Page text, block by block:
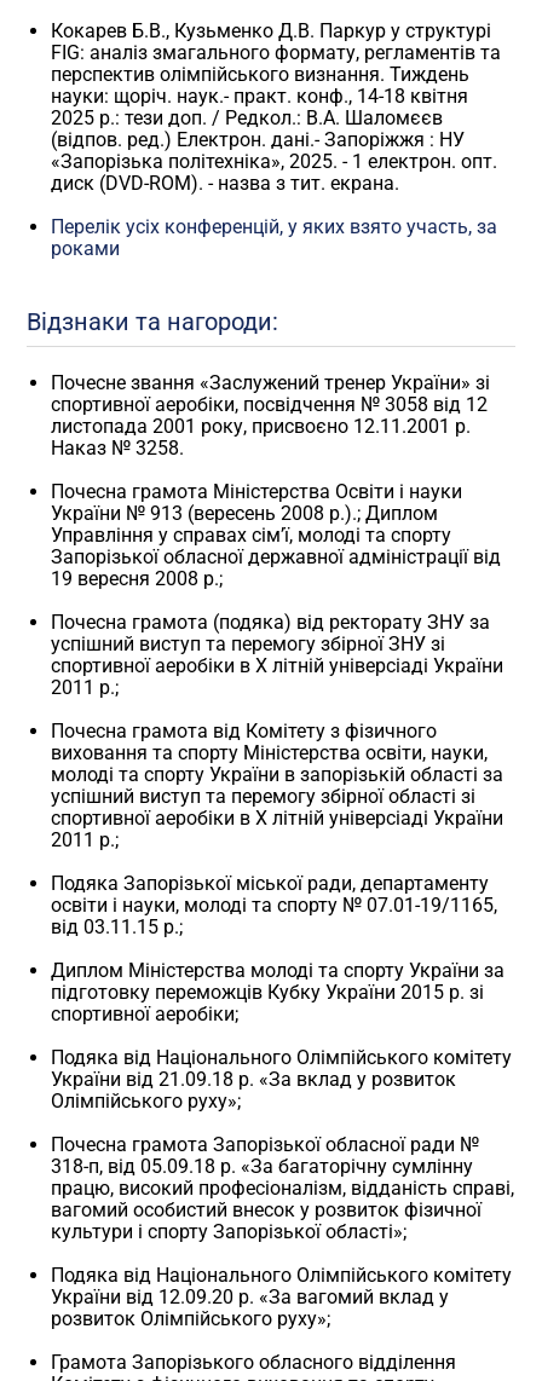
Кокарев Б.В., Кузьменко Д.В. Паркур у структурі
FIG: аналіз змагального формату, регламентів та
перспектив олімпійського визнання. Тиждень
науки: щоріч. наук.- практ. конф., 14-18 квітня
2025 р.: тези доп. / Редкол.: В.А. Шаломєєв
(відпов. ред.) Електрон. дані.- Запоріжжя : НУ
«Запорізька політехніка», 2025. - 1 електрон. опт.
диск (DVD-ROM). - назва з тит. екрана.
Перелік усіх конференцій, у яких взято участь, за
роками
Відзнаки та нагороди:
Почесне звання «Заслужений тренер України» зі
спортивної аеробіки, посвідчення № 3058 від 12
листопада 2001 року, присвоєно 12.11.2001 р.
Наказ № 3258.
Почесна грамота Міністерства Освіти і науки
України № 913 (вересень 2008 р.).; Диплом
Управління у справах сім’ї, молоді та спорту
Запорізької обласної державної адміністрації від
19 вересня 2008 р.;
Почесна грамота (подяка) від ректорату ЗНУ за
успішний виступ та перемогу збірної ЗНУ зі
спортивної аеробіки в Х літній універсіаді України
2011 р.;
Почесна грамота від Комітету з фізичного
виховання та спорту Міністерства освіти, науки,
молоді та спорту України в запорізькій області за
успішний виступ та перемогу збірної області зі
спортивної аеробіки в Х літній універсіаді України
2011 р.;
Подяка Запорізької міської ради, департаменту
освіти і науки, молоді та спорту № 07.01-19/1165,
від 03.11.15 р.;
Диплом Міністерства молоді та спорту України за
підготовку переможців Кубку України 2015 р. зі
спортивної аеробіки;
Подяка від Національного Олімпійського комітету
України від 21.09.18 р. «За вклад у розвиток
Олімпійського руху»;
Почесна грамота Запорізької обласної ради №
318-п, від 05.09.18 р. «За багаторічну сумлінну
працю, високий професіоналізм, відданість справі,
вагомий особистий внесок у розвиток фізичної
культури і спорту Запорізької області»;
Подяка від Національного Олімпійського комітету
України від 12.09.20 р. «За вагомий вклад у
розвиток Олімпійського руху»;
Грамота Запорізького обласного відділення